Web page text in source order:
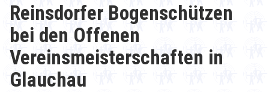
Reinsdorfer Bogenschützen
bei den Offenen
Vereinsmeisterschaften in
Glauchau